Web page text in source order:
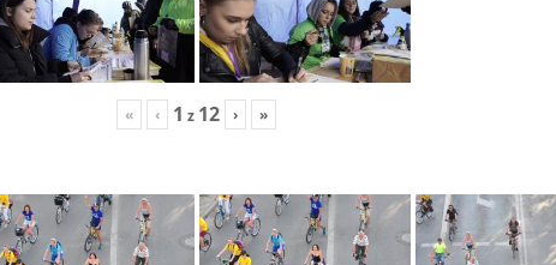
« ‹ 1 z 12 › »